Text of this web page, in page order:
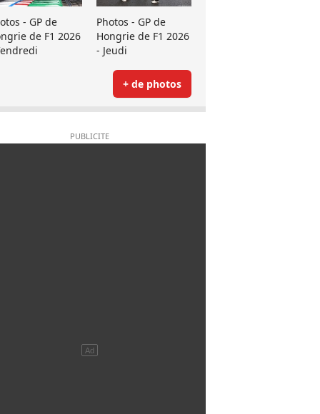
- GP de
de F1 2026
Photos - GP de
Hongrie de F1 2026
- Jeudi
+ de photos